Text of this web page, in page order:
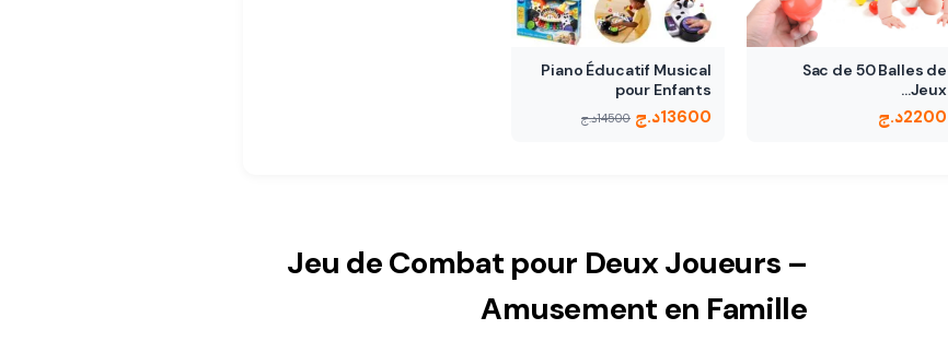
Sac de 50 Balles de
Jeux…
2200د.ج
Piano Éducatif Musical
pour Enfants
13600د.ج 14500د.ج
Jeu de Combat pour Deux Joueurs –
Amusement en Famille